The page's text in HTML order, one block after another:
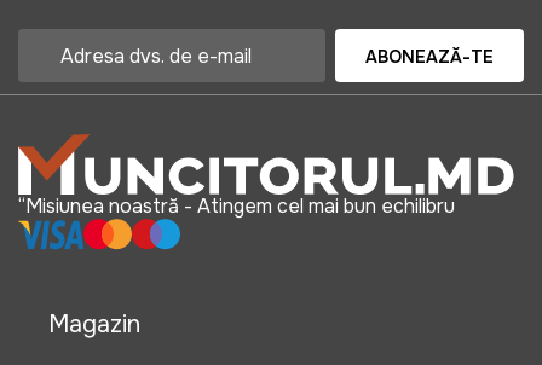
ABONEAZĂ-TE
“Misiunea noastră - Atingem cel mai bun echilibru
Magazin